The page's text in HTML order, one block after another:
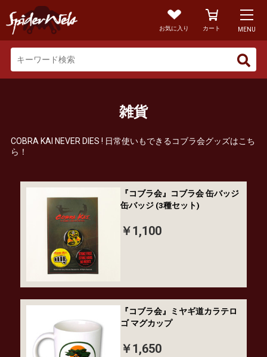
お気に入り カート MENU
雑貨
COBRA KAI NEVER DIES ! 日常使いもできるコブラ会グッズはこち
ら！
『コブラ会』コブラ会 缶バッジ
缶バッジ (3種セット)
￥1,100
『コブラ会』ミヤギ道カラテロ
ゴ マグカップ
￥1,650